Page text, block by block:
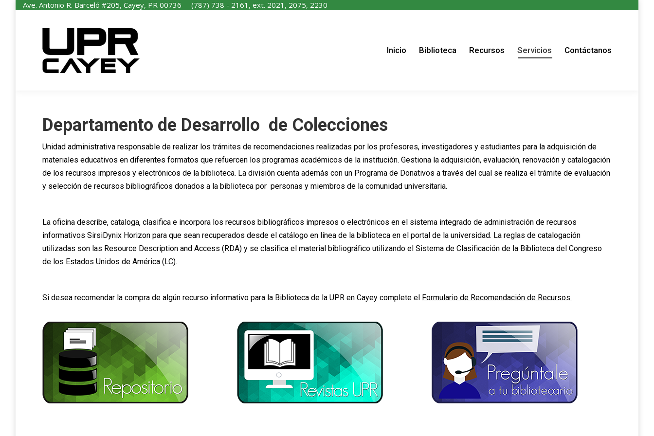
Ave. Antonio R. Barceló #205, Cayey, PR 00736 (787) 738 - 2161, ext. 2021, 2075, 2230
Inicio Biblioteca Recursos Servicios Contáctanos
Departamento de Desarrollo de Colecciones
Unidad administrativa responsable de realizar los trámites de recomendaciones realizadas por los profesores, investigadores y estudiantes para la adquisición de
materiales educativos en diferentes formatos que refuercen los programas académicos de la institución. Gestiona la adquisición, evaluación, renovación y catalogación
de los recursos impresos y electrónicos de la biblioteca. La división cuenta además con un Programa de Donativos a través del cual se realiza el trámite de evaluación
y selección de recursos bibliográficos donados a la biblioteca por personas y miembros de la comunidad universitaria.
La oficina describe, cataloga, clasifica e incorpora los recursos bibliográficos impresos o electrónicos en el sistema integrado de administración de recursos
informativos SirsiDynix Horizon para que sean recuperados desde el catálogo en línea de la biblioteca en el portal de la universidad. La reglas de catalogación
utilizadas son las Resource Description and Access (RDA) y se clasifica el material bibliográfico utilizando el Sistema de Clasificación de la Biblioteca del Congreso
de los Estados Unidos de América (LC).
Si desea recomendar la compra de algún recurso informativo para la Biblioteca de la UPR en Cayey complete el Formulario de Recomendación de Recursos.